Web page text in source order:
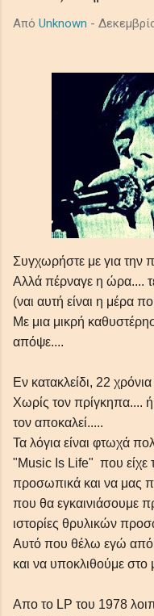
τρόμου,
τελευταία,
τα βαθιά synths το πιάνο
ατμόσφαιρα
θέμα την μοναξιά και τη
Από Unknown -
Συγχωρήστε με για την
Αλλά πέρναγε η ώρα....
(ναι αυτή είναι η μέρα
Με μια μικρή
απόψε....
Εν κατακλείδι, 22
Χωρίς τον πρίγκηπα....
τον αποκαλεί.....
Τα λόγια είναι φτωχά
"Music Is Life" που είχε
προσωπικά και να μας
που θα εγκαινιάσουμε
ιστορίες θρυλικών
Αυτό που θέλω εγώ
και να υποκλιθούμε στο
Απο το LP του 1978